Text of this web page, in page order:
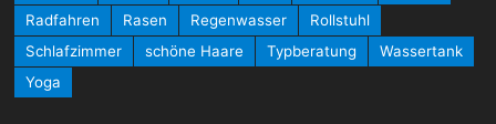
Radfahren
Rasen Regenwasser
Rollstuhl
Schlafzimmer
schöne Haare Typberatung
Wassertank
Yoga